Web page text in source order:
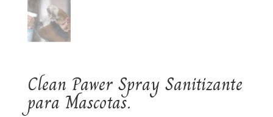
Clean Pawer Spray Sanitizante
para Mascotas.